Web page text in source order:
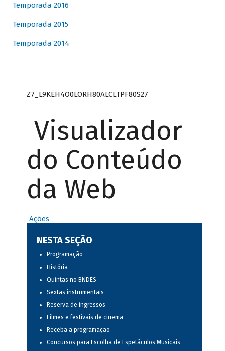
Temporada 2016
Temporada 2015
Temporada 2014
Z7_L9KEH4O0LORH80ALCLTPF80S27
Visualizador
do Conteúdo
da Web
Ações
NESTA SEÇÃO
Programação
História
Quintas no BNDES
Sextas instrumentais
Reserva de ingressos
Filmes e festivais de cinema
Receba a programação
Concursos para Escolha de Espetáculos Musicais